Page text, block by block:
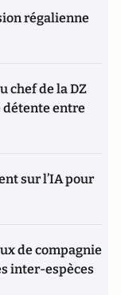
régalienne
chef de la DZ
détente entre
sur l’IA pour
de compagnie
inter-espèces